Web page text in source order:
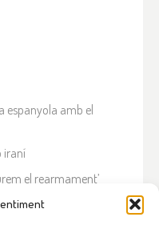
espanyola amb el
iraní
el rearmament’